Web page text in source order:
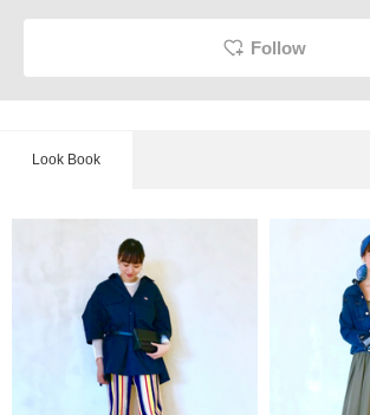
Follow
Look Book